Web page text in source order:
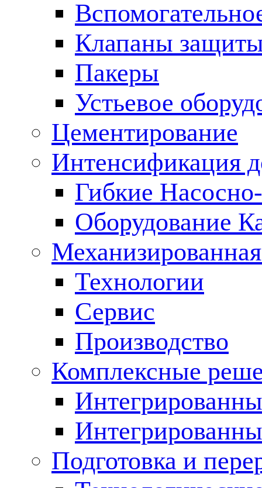
Клапаны
Пакеры
Устьевое
Цементирование
Интенсификация
Гибкие
Оборудование
Технологии
Сервис
Производство
Комплексные
Подготовка и